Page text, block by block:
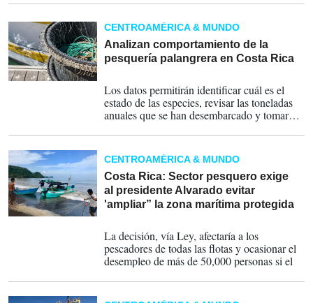
comunidades costeras del Caribe, hasta
nuevo aviso, como una medida de seguridad
por la presencia del frente frío.
CENTROAMÉRICA & MUNDO
Analizan comportamiento de la
pesquería palangrera en Costa Rica
Los datos permitirán identificar cuál es el
estado de las especies, revisar las toneladas
anuales que se han desembarcado y tomar
CENTROAMÉRICA & MUNDO
Costa Rica: Sector pesquero exige
al presidente Alvarado evitar
'ampliar” la zona marítima protegida
La decisión, vía Ley, afectaría a los
pescadores de todas las flotas y ocasionar el
desempleo de más de 50,000 personas si el
habilitador este 15 de septiembre